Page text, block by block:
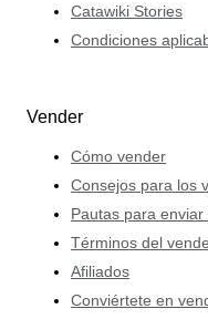
Catawiki Stories
Condiciones
Vender
Cómo vender
Consejos para los
Pautas para
Términos del
Afiliados
Conviértete en